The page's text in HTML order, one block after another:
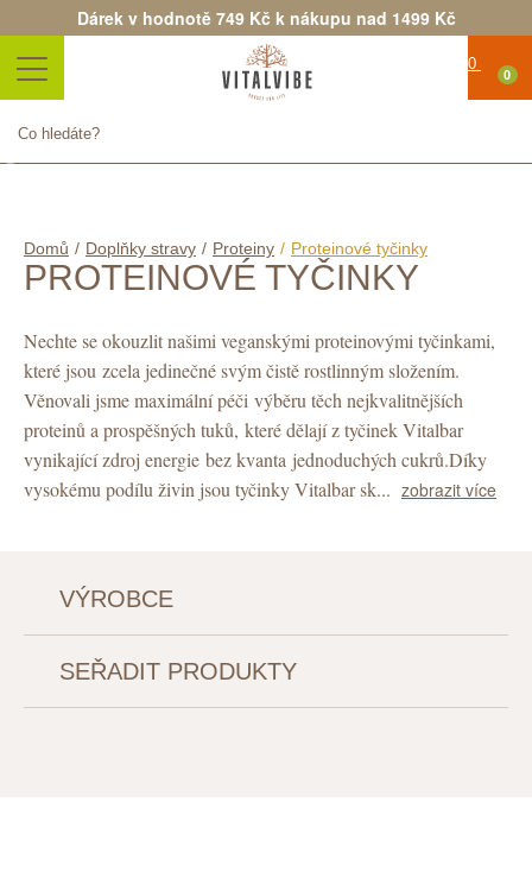
Dárek v hodnotě 749 Kč k nákupu nad 1499 Kč
0
Produkt byl úspěšně přidán do
nákupního košíku
Pokračovat v nákupuObjednat
Domů / Doplňky stravy / Proteiny / Proteinové tyčinky
PROTEINOVÉ TYČINKY
Nechte se okouzlit našimi veganskými proteinovými tyčinkami,
které jsou zcela jedinečné svým čistě rostlinným složením.
Věnovali jsme maximální péči výběru těch nejkvalitnějších
proteinů a prospěšných tuků, které dělají z tyčinek Vitalbar
vynikající zdroj energie bez kvanta jednoduchých cukrů.Díky
vysokému podílu živin jsou tyčinky Vitalbar sk... zobrazit více
VÝROBCE
SEŘADIT PRODUKTY